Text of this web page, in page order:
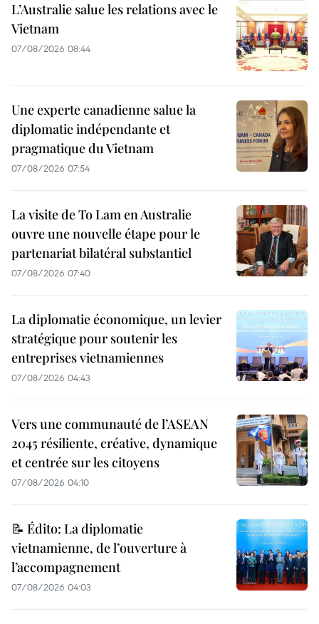
L’Australie salue les relations avec le
Vietnam
07/08/2026 08:44
Une experte canadienne salue la
diplomatie indépendante et
pragmatique du Vietnam
07/08/2026 07:54
La visite de To Lam en Australie
ouvre une nouvelle étape pour le
partenariat bilatéral substantiel
07/08/2026 07:40
La diplomatie économique, un levier
stratégique pour soutenir les
entreprises vietnamiennes
07/08/2026 04:43
Vers une communauté de l’ASEAN
2045 résiliente, créative, dynamique
et centrée sur les citoyens
07/08/2026 04:10
📝 Édito: La diplomatie
vietnamienne, de l’ouverture à
l’accompagnement
07/08/2026 04:03